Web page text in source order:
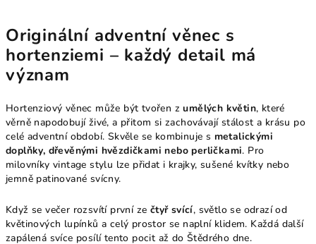
Originální adventní věnec s
hortenziemi – každý detail má
význam
Hortenziový věnec může být tvořen zumělých květin, které
věrně napodobují živé, a přitom si zachovávají stálost a krásu po
celé adventní období. Skvěle se kombinuje s metalickými
doplňky, dřevěnými hvězdičkami nebo perličkami. Pro
milovníky vintage stylu lze přidat i krajky, sušené kvítky nebo
jemně patinované svícny.
Když se večer rozsvítí první ze čtyř svící, světlo se odrazí od
květinových lupínků a celý prostor se naplní klidem. Každá další
zapálená svíce posílí tento pocit až do Štědrého dne.